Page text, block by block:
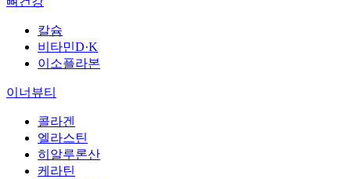
칼슘
비타민D·K
이소플라본
이너뷰티
콜라겐
엘라스틴
히알루론산
케라틴